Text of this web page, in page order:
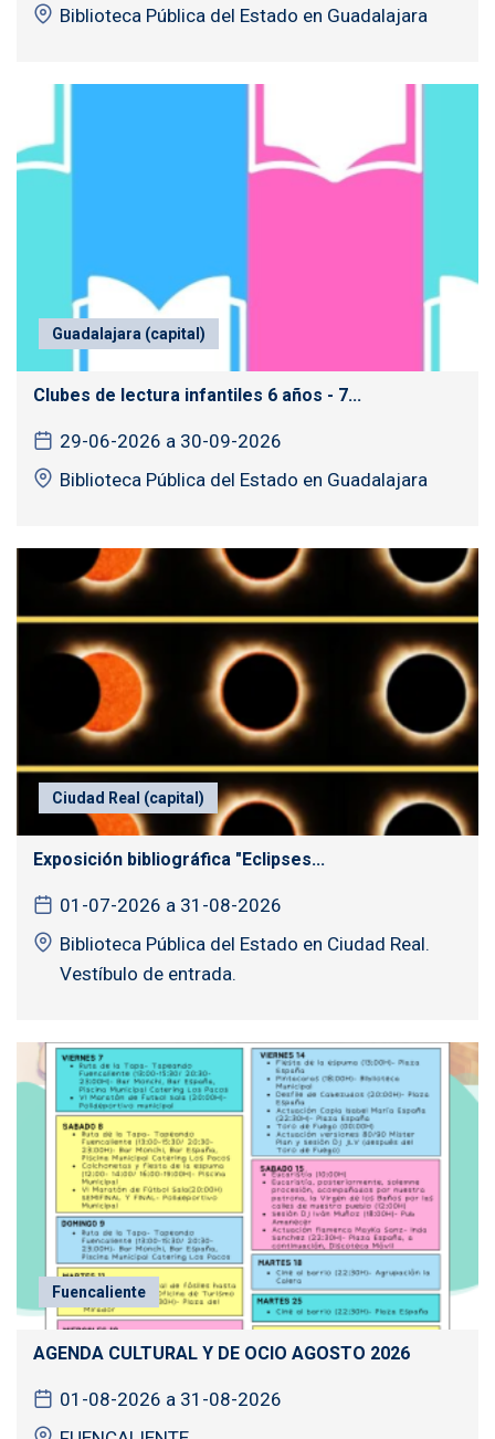
Biblioteca Pública del Estado en Guadalajara
Guadalajara (capital)
Clubes de lectura infantiles 6 años - 7...
29-06-2026 a 30-09-2026
Biblioteca Pública del Estado en Guadalajara
Ciudad Real (capital)
Exposición bibliográfica "Eclipses...
01-07-2026 a 31-08-2026
Biblioteca Pública del Estado en Ciudad Real.
Vestíbulo de entrada.
Fuencaliente
AGENDA CULTURAL Y DE OCIO AGOSTO 2026
01-08-2026 a 31-08-2026